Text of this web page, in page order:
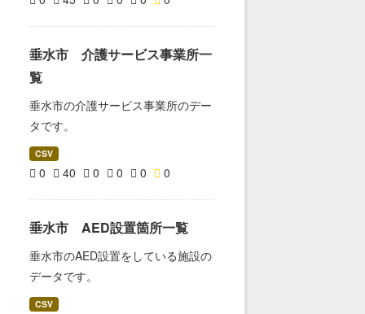
垂水市 介護サービス事業所一
覧
垂水市の介護サービス事業所のデー
タです。
CSV
0 40 0 0 0 0
垂水市 AED設置箇所一覧
垂水市のAED設置をしている施設の
データです。
CSV